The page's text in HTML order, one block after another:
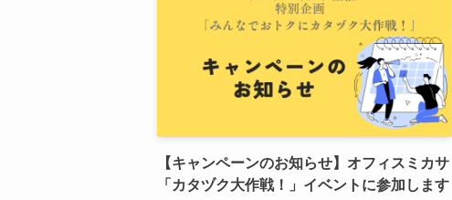
【キャンペーンのお知らせ】オフィスミカサ
「カタヅク大作戦！」イベントに参加します